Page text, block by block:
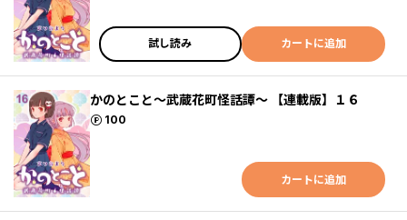
試し読み カートに追加
かのとこと～武蔵花町怪話譚～ 【連載版】１６
100
ポイント
カートに追加